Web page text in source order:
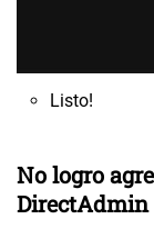
Listo!
No logro
DirectAdmin